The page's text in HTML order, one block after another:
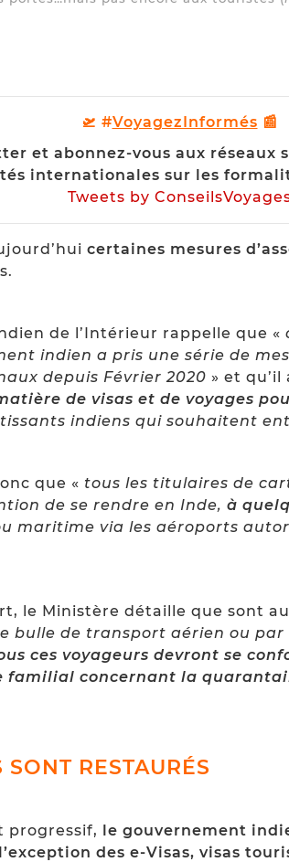
🛫 #VoyagezInformés 📰
et abonnez-vous aux réseaux
internationales sur les
Tweets by
certaines mesures
de l’Intérieur rappelle que «
indien a pris une série de
depuis Février 2020 » et qu’il
de visas et de voyages
indiens qui souhaitent
que « tous les titulaires de
de se rendre en Inde, à
maritime via les aéroports
le Ministère détaille que sont
bulle de transport aérien ou
ces voyageurs devront se
familial concernant la
RESTAURÉS
progressif, le gouvernement
des e-Visas, visas